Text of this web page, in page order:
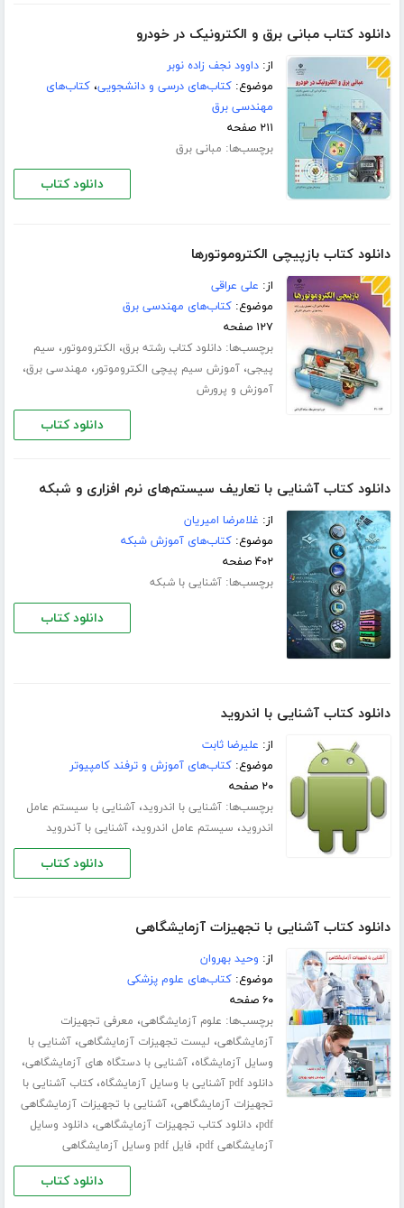
دانلود کتاب مبانی برق و الکترونیک در خودرو
از:داوود نجف زاده نوبر
موضوع:کتاب‌های درسی و دانشجویی،کتاب‌های
مهندسی برق
۲۱۱ صفحه
برچسب‌ها: مبانی برق
دانلود کتاب
دانلود کتاب بازپیچی الکتروموتورها
از: على عراقى
موضوع:کتاب‌های مهندسی برق
۱۲۷ صفحه
برچسب‌ها:دانلود کتاب رشته برق، الکتروموتور، سیم
پیجی،آموزش سیم پیچی الکتروموتور، مهندسی برق،
آموزش و پرورش
دانلود کتاب
دانلود کتاب آشنایی با تعاریف سیستم‌های نرم افزاری و شبکه
از: غلامرضا امیریان
موضوع:کتاب‌های آموزش شبکه
۴۰۲ صفحه
برچسب‌ها:آشنایی با شبکه
دانلود کتاب
دانلود کتاب آشنایی با اندروید
از: علیرضا ثابت
موضوع:کتاب‌های آموزش و ترفند کامپیوتر
۲۰ صفحه
برچسب‌ها:آشنایی با اندروید،آشنایی با سیستم عامل
اندروید، سیستم عامل اندروید،آشنایی با آندروید
دانلود کتاب
دانلود کتاب آشنایی با تجهیزات آزمایشگاهی
از: وحید بهروان
موضوع:کتاب‌های علوم پزشکی
۶۰ صفحه
برچسب‌ها: علوم آزمایشگاهی، معرفی تجهیزات
آزمایشگاهی، لیست تجهیزات آزمایشگاهی،آشنایی با
وسایل آزمایشگاه،آشنایی با دستگاه های آزمایشگاهی،
دانلود pdf آشنایی با وسایل آزمایشگاه ،کتاب آشنایی با
تجهیزات آزمایشگاهی،آشنایی با تجهیزات آزمایشگاهی
pdf،دانلود کتاب تجهیزات آزمایشگاهی،دانلود وسایل
آزمایشگاهی pdf
، فایل pdf وسایل آزمایشگاهی
دانلود کتاب